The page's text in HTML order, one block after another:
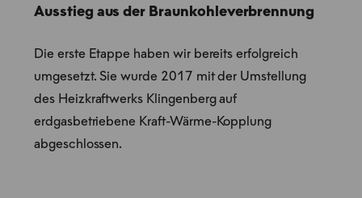
Ausstieg aus der Braunkohleverbrennung
Die erste Etappe haben wir bereits erfolgreich
umgesetzt. Sie wurde 2017 mit der Umstellung
des Heizkraftwerks Klingenberg auf
erdgasbetriebene Kraft-Wärme-Kopplung
abgeschlossen.